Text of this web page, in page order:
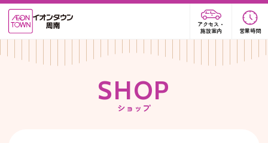
アクセス・
施設案内
営業時間
SHOP
ショップ